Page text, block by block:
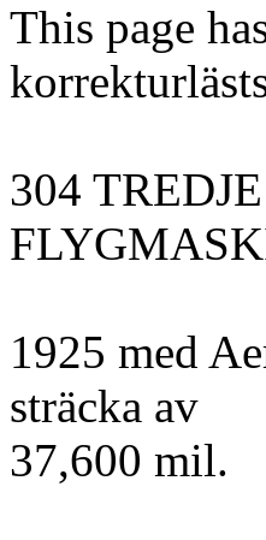
This page
304
1925 med
sträcka av
37,600 mil.